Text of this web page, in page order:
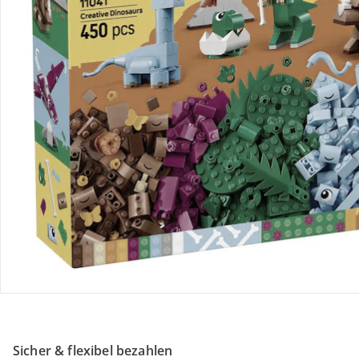
Retoure & Reklamation
Gutscheine & Aktionen
Kontakt & Service
Filialen & Beratung
Unternehmen
Sicher & flexibel bezahlen